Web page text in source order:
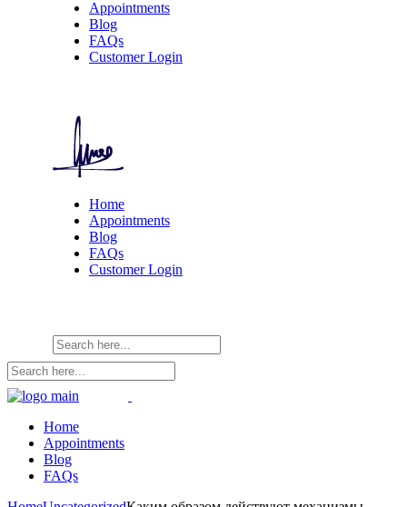
Appointments
Blog
FAQs
Customer Login
Home
Appointments
Blog
FAQs
Customer Login
Home
Appointments
Blog
FAQs